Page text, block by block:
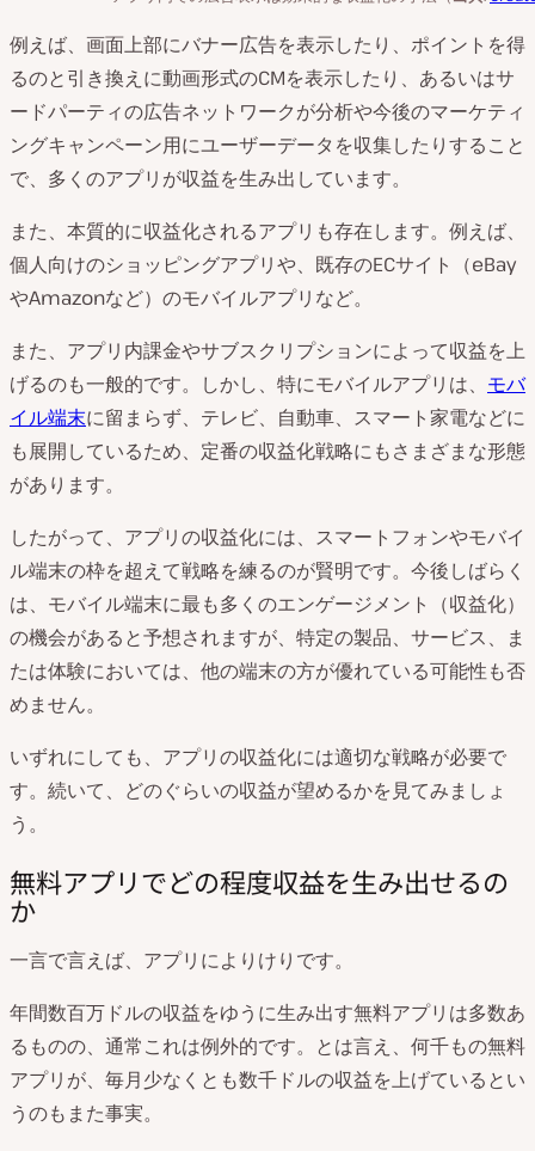
例えば、画面上部にバナー広告を表示したり、ポイントを得
るのと引き換えに動画形式のCMを表示したり、あるいはサ
ードパーティの広告ネットワークが分析や今後のマーケティ
ングキャンペーン用にユーザーデータを収集したりすること
で、多くのアプリが収益を生み出しています。
また、本質的に収益化されるアプリも存在します。例えば、
個人向けのショッピングアプリや、既存のECサイト（eBay
やAmazonなど）のモバイルアプリなど。
また、アプリ内課金やサブスクリプションによって収益を上
げるのも一般的です。しかし、特にモバイルアプリは、 モバ
イル端末に留まらず、テレビ、自動車、スマート家電などに
も展開しているため、定番の収益化戦略にもさまざまな形態
があります。
したがって、アプリの収益化には、スマートフォンやモバイ
ル端末の枠を超えて戦略を練るのが賢明です。今後しばらく
は、モバイル端末に最も多くのエンゲージメント（収益化）
の機会があると予想されますが、特定の製品、サービス、ま
たは体験においては、他の端末の方が優れている可能性も否
めません。
いずれにしても、アプリの収益化には適切な戦略が必要で
す。続いて、どのぐらいの収益が望めるかを見てみましょ
う。
無料アプリでどの程度収益を生み出せるの
か
一言で言えば、アプリによりけりです。
年間数百万ドルの収益をゆうに生み出す無料アプリは多数あ
るものの、通常これは例外的です。とは言え、何千もの無料
アプリが、毎月少なくとも数千ドルの収益を上げているとい
うのもまた事実。